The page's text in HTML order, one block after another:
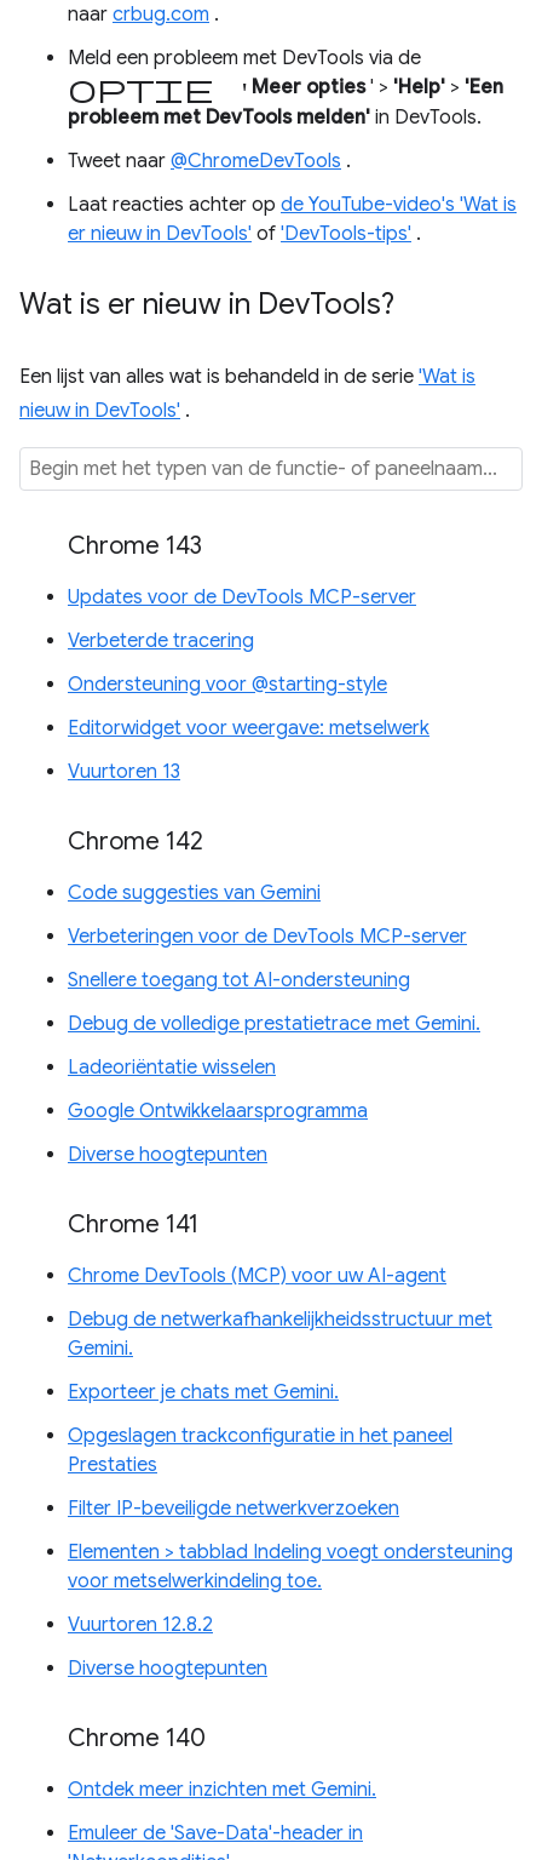
naar crbug.com .
Meld een probleem met DevTools via de
optie ' Meer opties' > 'Help' > 'Een
probleem met DevTools melden' in DevTools.
Tweet naar @ChromeDevTools .
Laat reacties achter op de YouTube-video's 'Wat is
er nieuw in DevTools' of 'DevTools-tips' .
Wat is er nieuw in DevTools?
Een lijst van alles wat is behandeld in de serie 'Wat is
nieuw in DevTools' .
Chrome 143
Updates voor de DevTools MCP-server
Verbeterde tracering
Ondersteuning voor @starting-style
Editorwidget voor weergave: metselwerk
Vuurtoren 13
Chrome 142
Code suggesties van Gemini
Verbeteringen voor de DevTools MCP-server
Snellere toegang tot AI-ondersteuning
Debug de volledige prestatietrace met Gemini.
Ladeoriëntatie wisselen
Google Ontwikkelaarsprogramma
Diverse hoogtepunten
Chrome 141
Chrome DevTools (MCP) voor uw AI-agent
Debug de netwerkafhankelijkheidsstructuur met
Gemini.
Exporteer je chats met Gemini.
Opgeslagen trackconfiguratie in het paneel
Prestaties
Filter IP-beveiligde netwerkverzoeken
Elementen > tabblad Indeling voegt ondersteuning
voor metselwerkindeling toe.
Vuurtoren 12.8.2
Diverse hoogtepunten
Chrome 140
Ontdek meer inzichten met Gemini.
Emuleer de 'Save-Data'-header in